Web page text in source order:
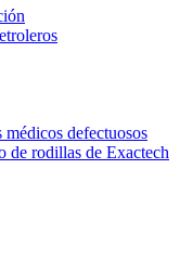
defectuosos
de rodillas de Exactech